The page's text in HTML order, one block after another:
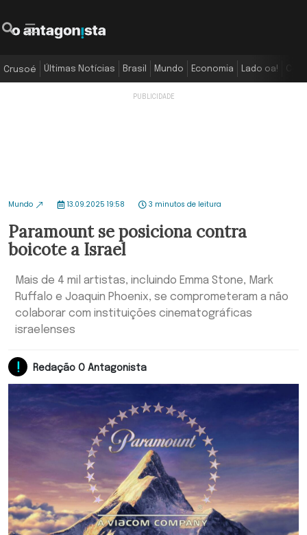
Crusoé Últimas Notícias Brasil Mundo Economia Lado oa!
Mundo 13.09.2025 19:58 3 minutos de leitura
Paramount se posiciona contra
boicote a Israel
Mais de 4 mil artistas, incluindo Emma Stone, Mark
Ruffalo e Joaquin Phoenix, se comprometeram a não
colaborar com instituições cinematográficas
israelenses
Redação O Antagonista